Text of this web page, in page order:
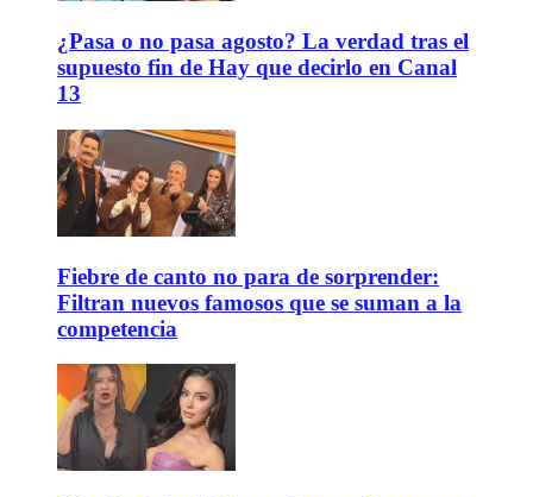
¿Pasa o no pasa agosto? La verdad tras el
supuesto fin de Hay que decirlo en Canal
13
Fiebre de canto no para de sorprender:
Filtran nuevos famosos que se suman a la
competencia